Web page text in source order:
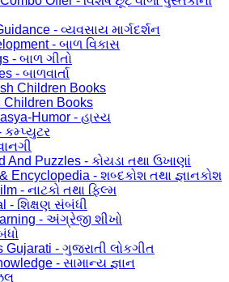
- વ્યવસાય માર્ગદર્શન
- બાળ વિકાસ
- બાળ ગીતો
- બાળવાર્તા
Children Books
Children Books
Humor - હાસ્ય
કમ્પ્યુટર
And Puzzles - કોયડા તથા ઉખાણાં
Encyclopedia - શબ્દકોશ તથા જ્ઞાનકોશ
- નાટકો તથા ફિલ્મ
- શિક્ષણ સંબંધી
- અંગ્રેજી શીખો
Gujarati - ગુજરાતી લોકગીત
- સામાન્ય જ્ઞાન